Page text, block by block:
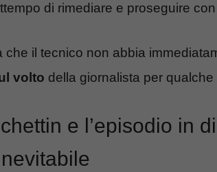
di rimediare e proseguire
che il tecnico non abbia
volto della giornalista per
e l’episodio in